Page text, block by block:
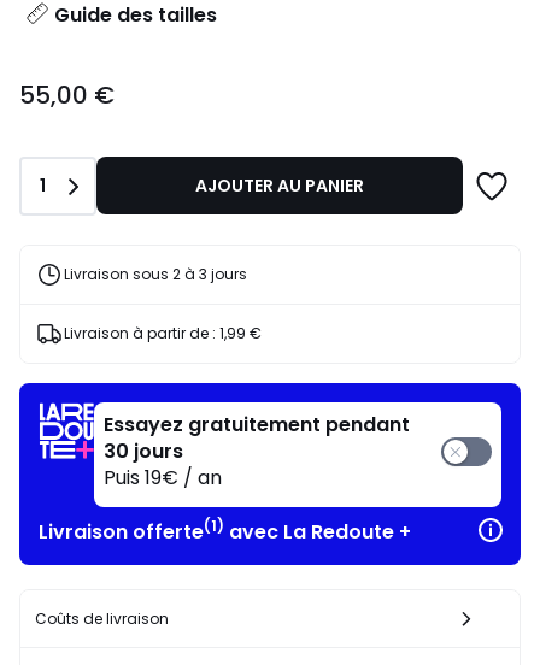
Guide des tailles
€.
55,00 €
Quantité
1 AJOUTER AU PANIER
Livraison sous 2 à 3 jours
Livraison à partir de : 1,99 €
Essayez gratuitement pendant
30 jours
Puis 19€ / an
Livraison offerte(1) avec La Redoute +
Coûts de livraison